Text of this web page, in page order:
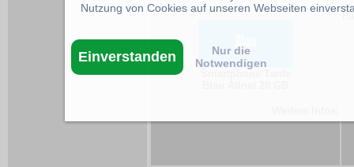
Nutzung von Cookies auf unseren Webseiten
Einverstanden
Nur die
Notwendigen